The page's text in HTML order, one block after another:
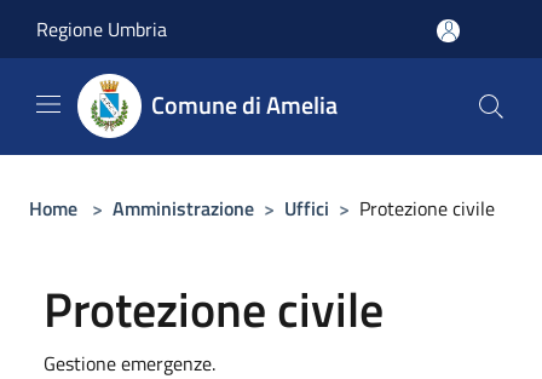
Regione Umbria
Comune di Amelia
Home > Amministrazione > Uffici > Protezione civile
Protezione civile
Gestione emergenze.